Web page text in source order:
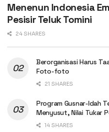
Menenun Indonesia
Pesisir Teluk Tomini
24 SHARES
Berorganisasi Harus
Foto-foto
21 SHARES
Program Gusnar-Idah
Menyusut, Nilai Tukar
14 SHARES